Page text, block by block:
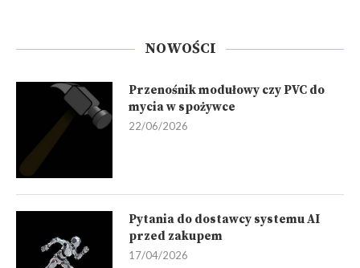
NOWOŚCI
Przenośnik modułowy czy PVC do
mycia w spożywce
22/06/2026
Pytania do dostawcy systemu AI
przed zakupem
17/04/2026